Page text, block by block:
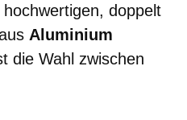
doppelt
Aluminium
die Wahl zwischen